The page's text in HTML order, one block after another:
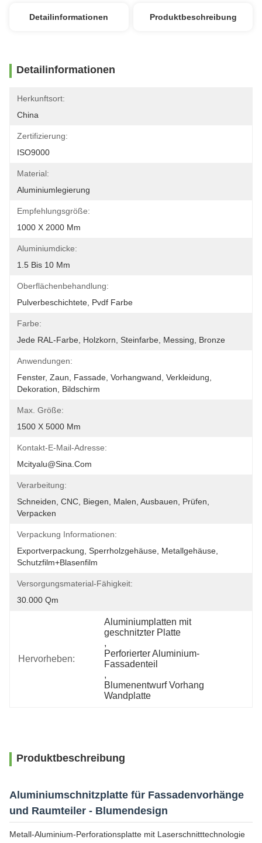
Detailinformationen Produktbeschreibung
Detailinformationen
Herkunftsort:
China
Zertifizierung:
ISO9000
Material:
Aluminiumlegierung
Empfehlungsgröße:
1000 X 2000 Mm
Aluminiumdicke:
1.5 Bis 10 Mm
Oberflächenbehandlung:
Pulverbeschichtete, Pvdf Farbe
Farbe:
Jede RAL-Farbe, Holzkorn, Steinfarbe, Messing, Bronze
Anwendungen:
Fenster, Zaun, Fassade, Vorhangwand, Verkleidung,
Dekoration, Bildschirm
Max. Größe:
1500 X 5000 Mm
Kontakt-E-Mail-Adresse:
Mcityalu@sina.com
Verarbeitung:
Schneiden, CNC, Biegen, Malen, Ausbauen, Prüfen,
Verpacken
Verpackung Informationen:
Exportverpackung, Sperrholzgehäuse, Metallgehäuse,
Schutzfilm+Blasenfilm
Versorgungsmaterial-Fähigkeit:
30.000 Qm
Hervorheben:
Aluminiumplatten mit
geschnitzter Platte
,
Perforierter Aluminium-
Fassadenteil
,
Blumenentwurf Vorhang
Wandplatte
Produktbeschreibung
Aluminiumschnitzplatte für Fassadenvorhänge
und Raumteiler - Blumendesign
Metall-Aluminium-Perforationsplatte mit Laserschnitttechnologie